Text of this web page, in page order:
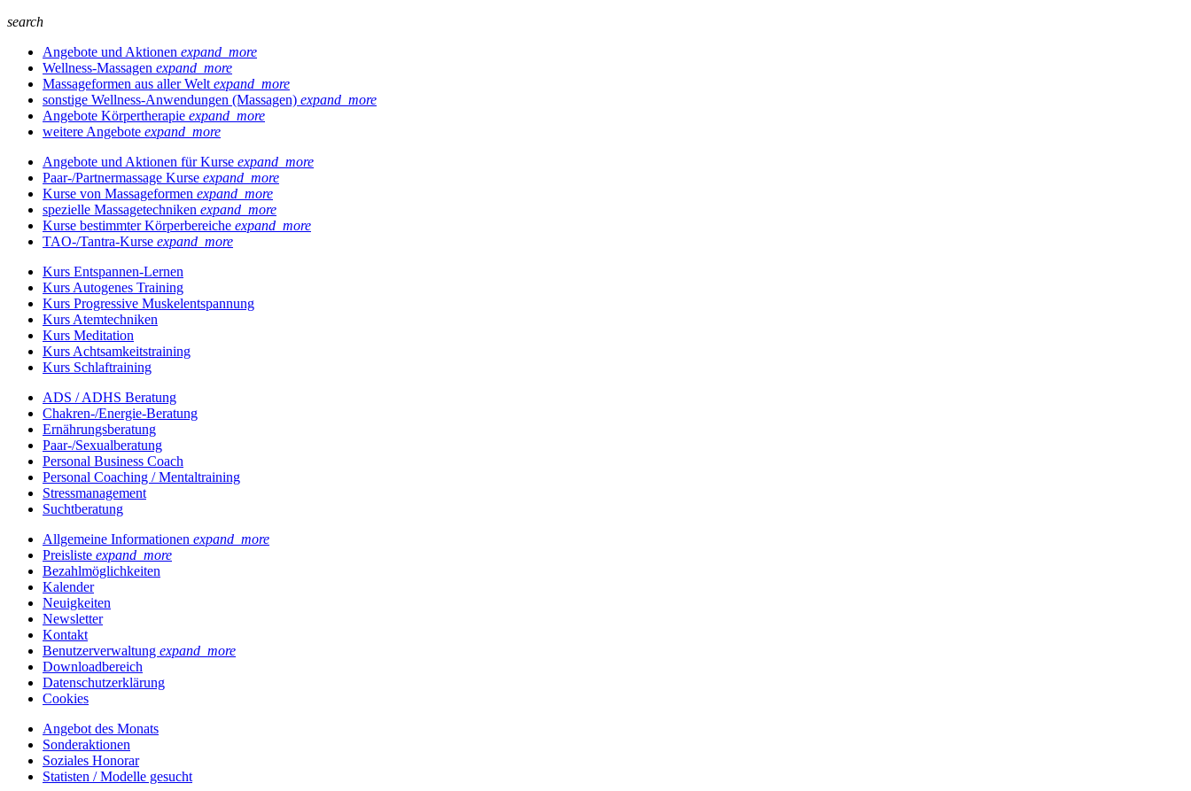
search
Angebote und Aktionen expand_more
Wellness-Massagen expand_more
Massageformen aus aller Welt expand_more
sonstige Wellness-Anwendungen (Massagen) expand_more
Angebote Körpertherapie expand_more
weitere Angebote expand_more
Angebote und Aktionen für Kurse expand_more
Paar-/Partnermassage Kurse expand_more
Kurse von Massageformen expand_more
spezielle Massagetechniken expand_more
Kurse bestimmter Körperbereiche expand_more
TAO-/Tantra-Kurse expand_more
Kurs Entspannen-Lernen
Kurs Autogenes Training
Kurs Progressive Muskelentspannung
Kurs Atemtechniken
Kurs Meditation
Kurs Achtsamkeitstraining
Kurs Schlaftraining
ADS / ADHS Beratung
Chakren-/Energie-Beratung
Ernährungsberatung
Paar-/Sexualberatung
Personal Business Coach
Personal Coaching / Mentaltraining
Stressmanagement
Suchtberatung
Allgemeine Informationen expand_more
Preisliste expand_more
Bezahlmöglichkeiten
Kalender
Neuigkeiten
Newsletter
Kontakt
Benutzerverwaltung expand_more
Downloadbereich
Datenschutzerklärung
Cookies
Angebot des Monats
Sonderaktionen
Soziales Honorar
Statisten / Modelle gesucht